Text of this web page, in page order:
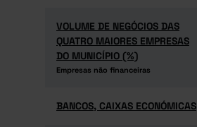
VOLUME DE NEGÓCIOS DAS
QUATRO MAIORES EMPRESAS
DO MUNICÍPIO (%)
Empresas não financeiras
VOLUME DE NEGÓCIOS DAS
QUATRO MAIORES EMPRESAS
DO MUNICÍPIO (%)
Empresas não financeiras
BANCOS, CAIXAS ECONÓMICAS
BANCOS, CAIXAS ECONÓMICAS